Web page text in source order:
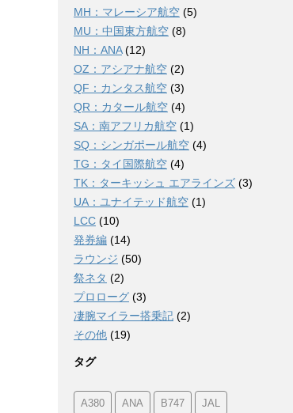
MH：マレーシア航空 (5)
MU：中国東方航空 (8)
NH：ANA(12)
OZ：アシアナ航空 (2)
QF：カンタス航空 (3)
QR：カタール航空 (4)
SA：南アフリカ航空 (1)
SQ：シンガポール航空 (4)
TG：タイ国際航空 (4)
TK：ターキッシュ エアラインズ (3)
UA：ユナイテッド航空 (1)
LCC (10)
発券編 (14)
ラウンジ (50)
祭ネタ (2)
プロローグ (3)
凄腕マイラー搭乗記 (2)
その他 (19)
タグ
A380 ANA B747 JAL